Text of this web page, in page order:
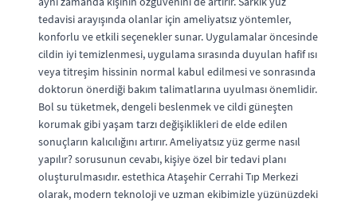
tedavisi arayışında olanlar için ameliyatsız yöntemler,
konforlu ve etkili seçenekler sunar. Uygulamalar öncesinde
cildin iyi temizlenmesi, uygulama sırasında duyulan hafif ısı
veya titreşim hissinin normal kabul edilmesi ve sonrasında
doktorun önerdiği bakım talimatlarına uyulması önemlidir.
Bol su tüketmek, dengeli beslenmek ve cildi güneşten
korumak gibi yaşam tarzı değişiklikleri de elde edilen
sonuçların kalıcılığını artırır. Ameliyatsız yüz germe nasıl
yapılır? sorusunun cevabı, kişiye özel bir tedavi planı
oluşturulmasıdır. estethica Ataşehir Cerrahi Tıp Merkezi
olarak, modern teknoloji ve uzman ekibimizle yüzünüzdeki